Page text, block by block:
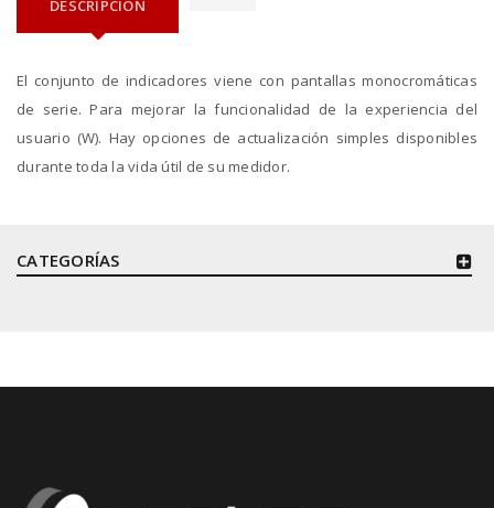
CATEGORÍAS
DESCRIPCIÓN
El conjunto de indicadores viene con pantallas monocromáticas
de serie. Para mejorar la funcionalidad de la experiencia del
usuario (W). Hay opciones de actualización simples disponibles
durante toda la vida útil de su medidor.